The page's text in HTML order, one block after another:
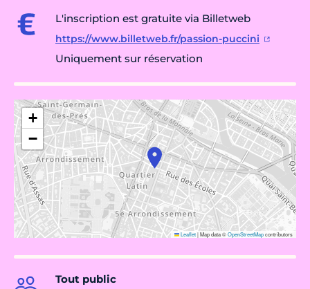
L'inscription est gratuite via Billetweb
https://www.billetweb.fr/passion-puccini
Uniquement sur réservation
+
−
Leaflet|Map data ©OpenStreetMapcontributors
Tout public